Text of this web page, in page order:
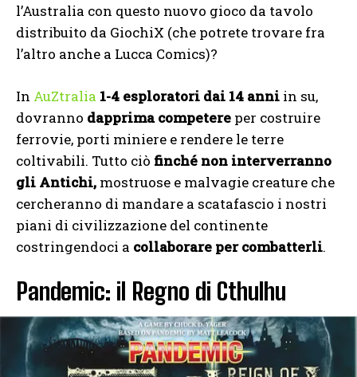
l’Australia con questo nuovo gioco da tavolo
distribuito da GiochiX (che potrete trovare fra
l’altro anche a Lucca Comics)?
In AuZtralia 1-4 esploratori dai 14 anni in su,
dovranno dapprima competere per costruire
ferrovie, porti miniere e rendere le terre
coltivabili. Tutto ciò finché non interverranno
gli Antichi, mostruose e malvagie creature che
cercheranno di mandare a scatafascio i nostri
piani di civilizzazione del continente
costringendoci a collaborare per combatterli.
Pandemic: il Regno di Cthulhu